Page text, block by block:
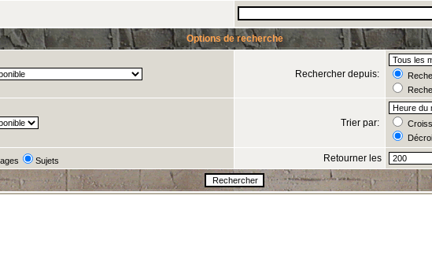
Options de recherche
Rechercher depuis:
Trier par:
Sujets Retourner les